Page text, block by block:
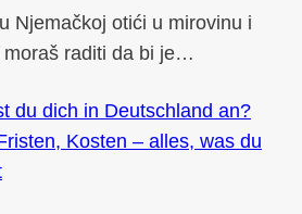
Njemačkoj otići u mirovinu i
moraš raditi da bi je…